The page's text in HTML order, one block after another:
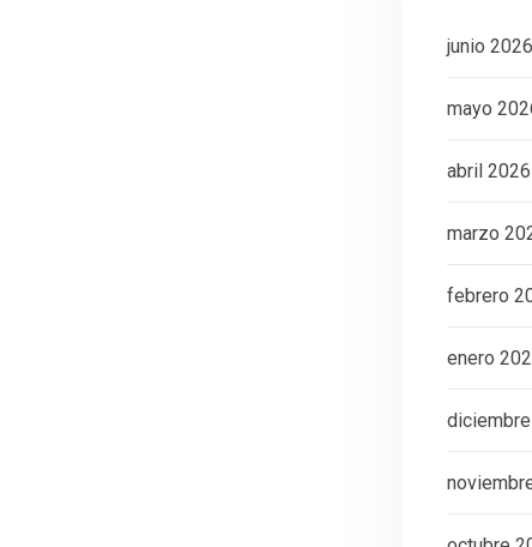
junio 2026
mayo
abril 2026
marzo
febrero
enero